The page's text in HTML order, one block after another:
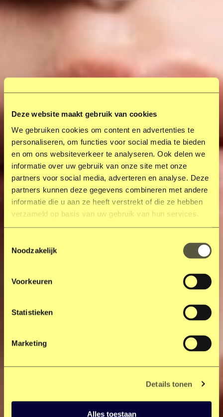
Deze website maakt gebruik van cookies
We gebruiken cookies om content en advertenties te
personaliseren, om functies voor social media te bieden
en om ons websiteverkeer te analyseren. Ook delen we
informatie over uw gebruik van onze site met onze
partners voor social media, adverteren en analyse. Deze
partners kunnen deze gegevens combineren met andere
informatie die u aan ze heeft verstrekt of die ze hebben
verzameld op basis van uw gebruik van hun services.
Noodzakelijk
Voorkeuren
Statistieken
Marketing
Details tonen
Alles toestaan